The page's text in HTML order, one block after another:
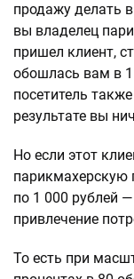
продажу делать
вы владелец
пришел клиент,
обошлась вам в 1
посетитель
результате вы
Но если этот
парикмахерскую
по 1 000 рублей
привлечение
То есть при